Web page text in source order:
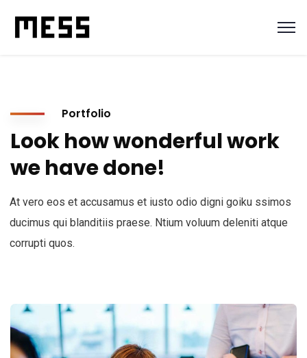
Portfolio
Look how wonderful work
we have done!
At vero eos et accusamus et iusto odio digni goiku ssimos
ducimus qui blanditiis praese. Ntium voluum deleniti atque
corrupti quos.